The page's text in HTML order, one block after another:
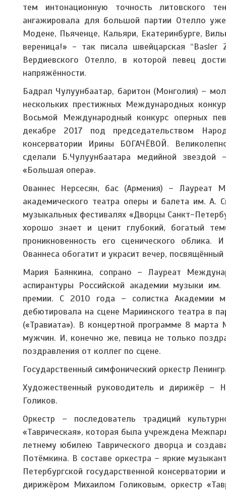
тем интонационную точность литовского
ангажировала для большой партии Отелло
Модене, Пьяченце, Кальяри, Екатеринбурге,
вереница!» - так писала швейцарская
Вердиевского Отелло, в которой певец
напряжённости.
Бадрал Чулуунбаатар, баритон (Монголия) –
нескольких престижных Международных
Восьмой Международный конкурс оперных
декабре 2017 под председательством
консерватории Ирины БОГАЧЁВОЙ.
сделали Б.Чулуунбаатара медийной звездой
«Большая опера».
Ованнес Нерсесян, бас (Армения) – Лауреат
академического театра оперы и балета им. А.
музыкальных фестивалях «Дворцы Санкт-
хорошо знает и ценит глубокий, богатый
проникновенность его сценического
Ованнеса обогатит и украсит вечер,
Мария Баянкина, сопрано – Лауреат
аспирантуры Российской академии музыки
премии. С 2010 года – солистка Академии
дебютировала на сцене Мариинского театра в
(«Травиата»). В концертной программе 8
мужчин. И, конечно же, певица не только
поздравления от коллег по сцене.
Государственный симфонический оркестр
Художественный руководитель и дирижёр –
Голиков.
Оркестр – последователь традиций
«Таврическая», которая была учреждена
летнему юбилею Таврического дворца и
Потёмкина. В составе оркестра – яркие
Петербургской государственной
дирижёром Михаилом Голиковым, оркестр